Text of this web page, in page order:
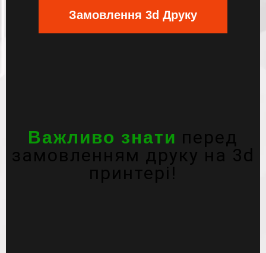
Замовлення 3d Друку
Важливо знати перед
замовленням друку на 3d
принтері!